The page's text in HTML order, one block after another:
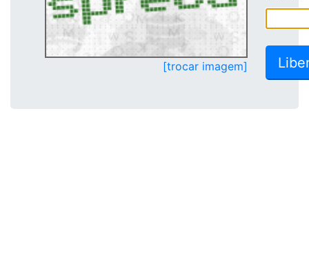
[trocar imagem]